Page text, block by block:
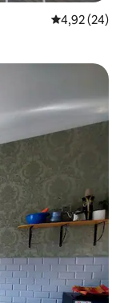
Classificação
4,92 (24)